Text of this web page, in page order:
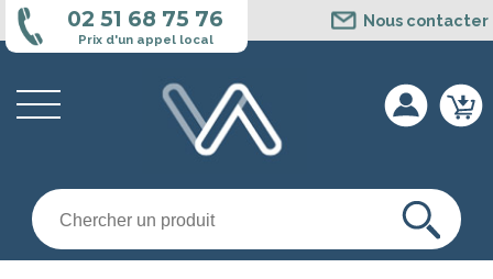
Nous contacter
02 51 68 75 76
Prix d'un appel local
Cookies management panel